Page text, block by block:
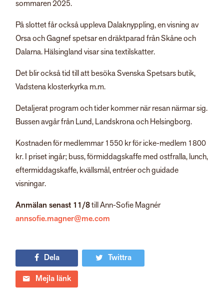
sommaren 2025.
På slottet får också uppleva Dalaknyppling, en visning av
Orsa och Gagnef spetsar en dräktparad från Skåne och
Dalarna. Hälsingland visar sina textilskatter.
Det blir också tid till att besöka Svenska Spetsars butik,
Vadstena klosterkyrka m.m.
Detaljerat program och tider kommer när resan närmar sig.
Bussen avgår från Lund, Landskrona och Helsingborg.
Kostnaden för medlemmar 1550 kr för icke-medlem 1800
kr. I priset ingår; buss, förmiddagskaffe med ostfralla, lunch,
eftermiddagskaffe, kvällsmål, entréer och guidade
visningar.
Anmälan senast 11/8till Ann-Sofie Magnér
annsofie.magner@me.com
Dela
Twittra
Mejla länk